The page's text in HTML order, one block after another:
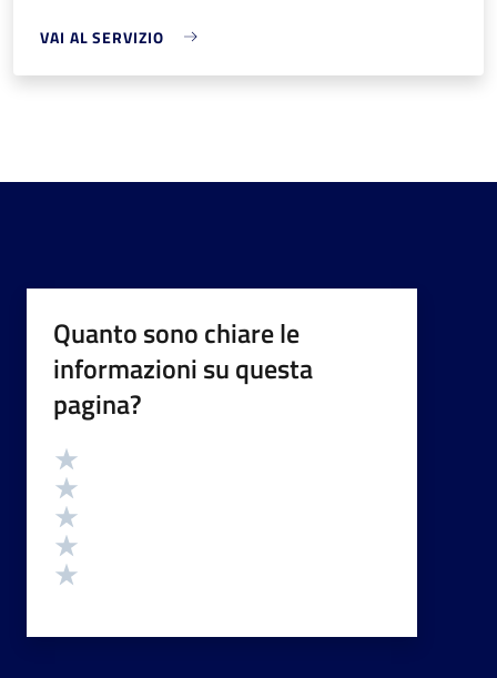
VAI AL SERVIZIO
Quanto sono chiare le
informazioni su questa
pagina?
Valutazione